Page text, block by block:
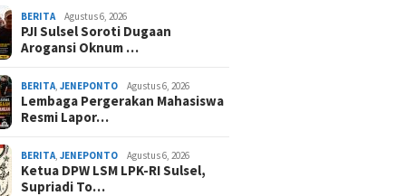
BERITA Agustus 6, 2026
PJI Sulsel Soroti Dugaan
Arogansi Oknum …
BERITA ,JENEPONTO Agustus 6, 2026
Lembaga Pergerakan Mahasiswa
Resmi Lapor…
BERITA ,JENEPONTO Agustus 6, 2026
Ketua DPW LSM LPK-RI Sulsel,
Supriadi To…